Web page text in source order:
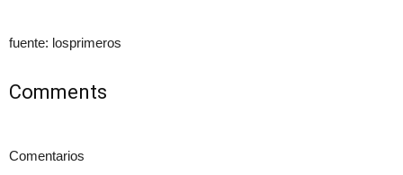
fuente: losprimeros
Comments
Comentarios